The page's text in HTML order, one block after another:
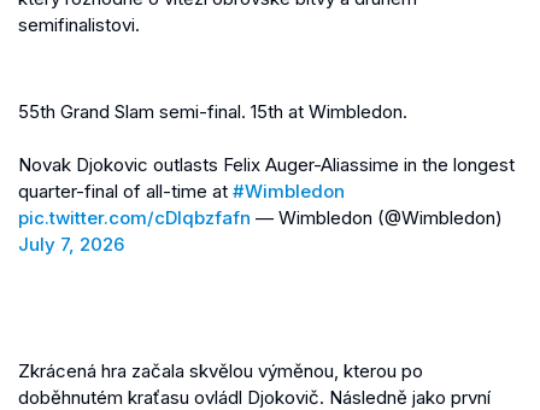
semifinalistovi.
55th Grand Slam semi-final. 15th at Wimbledon.
Novak Djokovic outlasts Felix Auger-Aliassime in the longest
quarter-final of all-time at #Wimbledon
pic.twitter.com/cDlqbzfafn — Wimbledon (@Wimbledon)
July 7, 2026
Zkrácená hra začala skvělou výměnou, kterou po
doběhnutém kraťasu ovládl Djokovič. Následně jako první